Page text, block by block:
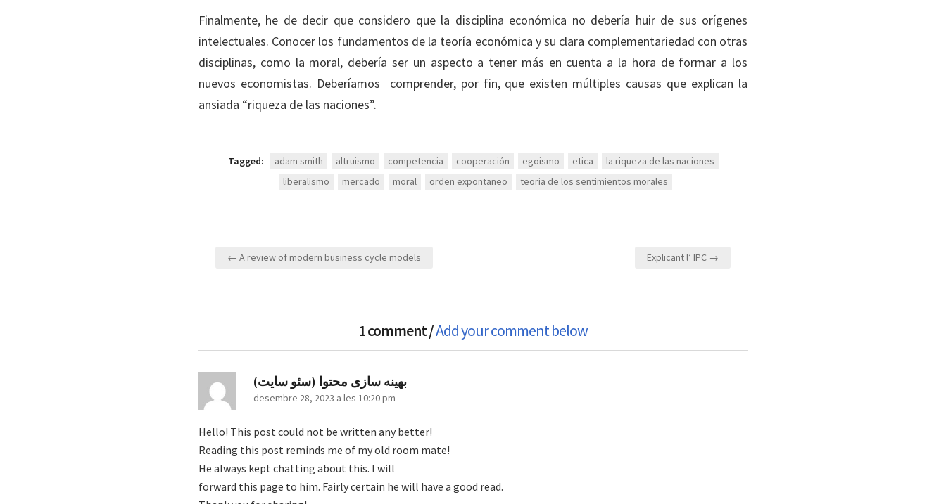
Finalmente, he de decir que considero que la disciplina económica no debería huir de sus orígenes
intelectuales. Conocer los fundamentos de la teoría económica y su clara complementariedad con otras
disciplinas, como la moral, debería ser un aspecto a tener más en cuenta a la hora de formar a los
nuevos economistas. Deberíamos comprender, por fin, que existen múltiples causas que explican la
ansiada “riqueza de las naciones”.
Tagged: adam smith altruismo competencia cooperación egoismo etica
la riqueza de las naciones
liberalismo
mercado moral orden expontaneo teoria de los sentimientos morales
Navegació
← A review of modern business cycle models Explicant l’ IPC →
1 comment /Add your comment below
بهینه سازی محتوا (سئو سایت)
desembre 28, 2023 a les 10:20 pm
Hello! This post could not be written any better!
Reading this post reminds me of my old room mate!
He always kept chatting about this. I will
forward this page to him. Fairly certain he will have a good read.